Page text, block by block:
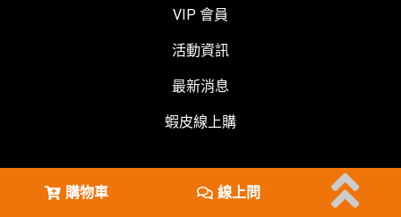
VIP 會員
活動資訊
最新消息
蝦皮線上購
購物車 線上問